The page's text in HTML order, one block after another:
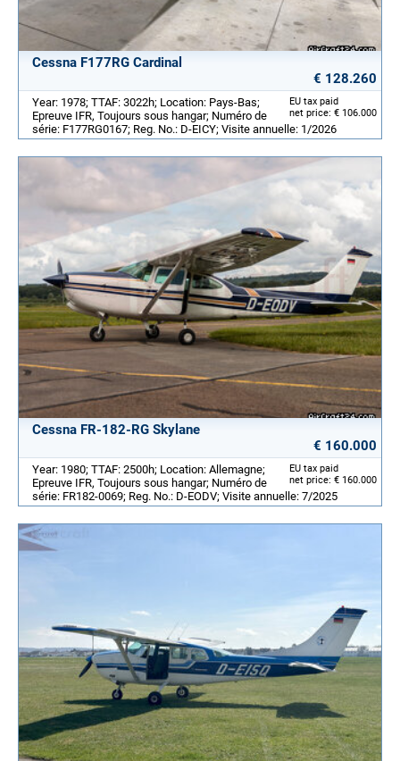
Cessna F177RG Cardinal
€ 128.260
EU tax paid
net price: € 106.000
Year: 1978; TTAF: 3022h; Location: Pays-Bas;
Epreuve IFR, Toujours sous hangar; Numéro de
série: F177RG0167; Reg. No.: D-EICY; Visite annuelle: 1/2026
Cessna FR-182-RG Skylane
€ 160.000
EU tax paid
net price: € 160.000
Year: 1980; TTAF: 2500h; Location: Allemagne;
Epreuve IFR, Toujours sous hangar; Numéro de
série: FR182-0069; Reg. No.: D-EODV; Visite annuelle: 7/2025